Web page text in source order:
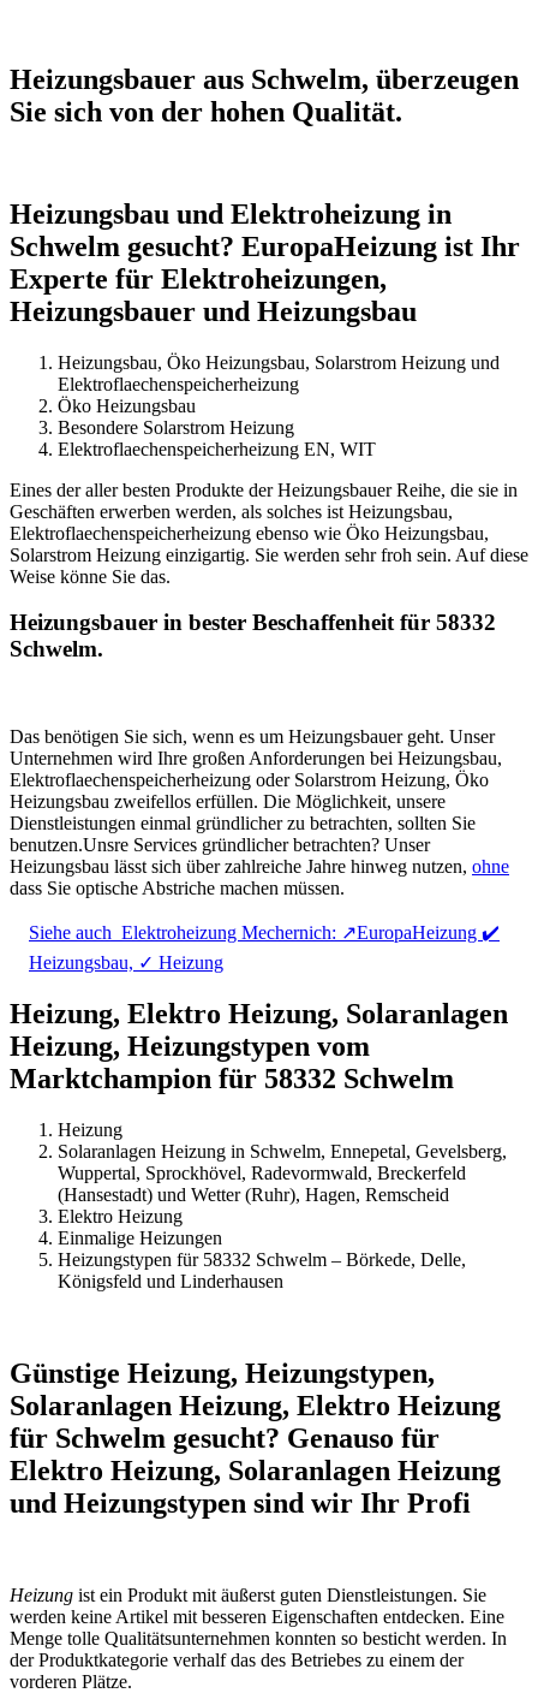
Heizungsbauer aus Schwelm, überzeugen
Sie sich von der hohen Qualität.
Heizungsbau und Elektroheizung in
Schwelm gesucht? EuropaHeizung ist Ihr
Experte für Elektroheizungen,
Heizungsbauer und Heizungsbau
Heizungsbau, Öko Heizungsbau, Solarstrom Heizung und
Elektroflaechenspeicherheizung
Öko Heizungsbau
Besondere Solarstrom Heizung
Elektroflaechenspeicherheizung EN, WIT
Eines der aller besten Produkte der Heizungsbauer Reihe, die sie in
Geschäften erwerben werden, als solches ist Heizungsbau,
Elektroflaechenspeicherheizung ebenso wie Öko Heizungsbau,
Solarstrom Heizung einzigartig. Sie werden sehr froh sein. Auf diese
Weise könne Sie das.
Heizungsbauer in bester Beschaffenheit für 58332
Schwelm.
Das benötigen Sie sich, wenn es um Heizungsbauer geht. Unser
Unternehmen wird Ihre großen Anforderungen bei Heizungsbau,
Elektroflaechenspeicherheizung oder Solarstrom Heizung, Öko
Heizungsbau zweifellos erfüllen. Die Möglichkeit, unsere
Dienstleistungen einmal gründlicher zu betrachten, sollten Sie
benutzen.Unsre Services gründlicher betrachten? Unser
Heizungsbau lässt sich über zahlreiche Jahre hinweg nutzen, ohne
dass Sie optische Abstriche machen müssen.
Siehe auch Elektroheizung Mechernich: ↗️EuropaHeizung ✔️
Heizungsbau, ✓ Heizung
Heizung, Elektro Heizung, Solaranlagen
Heizung, Heizungstypen vom
Marktchampion für 58332 Schwelm
Heizung
Solaranlagen Heizung in Schwelm, Ennepetal, Gevelsberg,
Wuppertal, Sprockhövel, Radevormwald, Breckerfeld
(Hansestadt) und Wetter (Ruhr), Hagen, Remscheid
Elektro Heizung
Einmalige Heizungen
Heizungstypen für 58332 Schwelm – Börkede, Delle,
Königsfeld und Linderhausen
Günstige Heizung, Heizungstypen,
Solaranlagen Heizung, Elektro Heizung
für Schwelm gesucht? Genauso für
Elektro Heizung, Solaranlagen Heizung
und Heizungstypen sind wir Ihr Profi
Heizung ist ein Produkt mit äußerst guten Dienstleistungen. Sie
werden keine Artikel mit besseren Eigenschaften entdecken. Eine
Menge tolle Qualitätsunternehmen konnten so besticht werden. In
der Produktkategorie verhalf das des Betriebes zu einem der
vorderen Plätze.